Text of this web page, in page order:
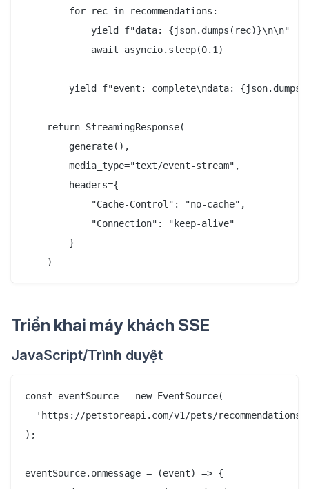
        for rec in recommendations:
            yield f"data: {json.dumps(rec)}\n\n"
            await asyncio.sleep(0.1)
yield f"event: complete\ndata:
    return StreamingResponse(
        generate(),
        media_type="text/event-stream",
        headers={
            "Cache-Control": "no-cache",
            "Connection": "keep-alive"
        }
Triển khai máy khách SSE
JavaScript/Trình duyệt
const eventSource = new EventSource(
'https://petstoreapi.com/v1/pets/
);
eventSource.onmessage = (event) => {